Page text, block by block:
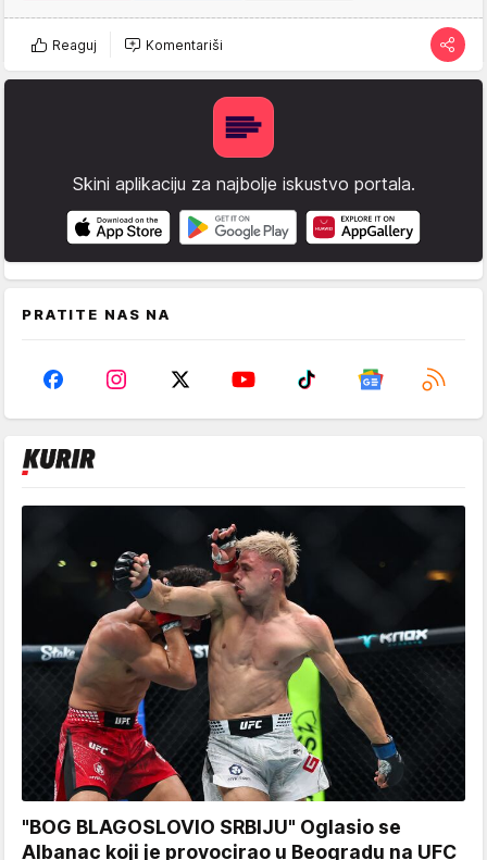
Reaguj Komentariši
Skini aplikaciju za najbolje iskustvo portala.
PRATITE NAS NA
"BOG BLAGOSLOVIO SRBIJU" Oglasio se
Albanac koji je provocirao u Beogradu na UFC